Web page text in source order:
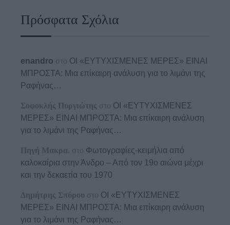
Πρόσφατα Σχόλια
enandro στο ΟΙ «ΕΥΤΥΧΙΣΜΕΝΕΣ ΜΕΡΕΣ» ΕΙΝΑΙ
ΜΠΡΟΣΤΑ: Μια επίκαιρη ανάλυση για το λιμάνι της
Ραφήνας…
Σοφοκλής Πυργιώτης στο ΟΙ «ΕΥΤΥΧΙΣΜΕΝΕΣ
ΜΕΡΕΣ» ΕΙΝΑΙ ΜΠΡΟΣΤΑ: Μια επίκαιρη ανάλυση
για το λιμάνι της Ραφήνας…
Πηγή Μακρα. στο Φωτογραφίες-κειμήλια από
καλοκαίρια στην Άνδρο – Από τον 19ο αιώνα μέχρι
και την δεκαετία του 1970
Δημήτρης Σπύρου στο ΟΙ «ΕΥΤΥΧΙΣΜΕΝΕΣ
ΜΕΡΕΣ» ΕΙΝΑΙ ΜΠΡΟΣΤΑ: Μια επίκαιρη ανάλυση
για το λιμάνι της Ραφήνας…